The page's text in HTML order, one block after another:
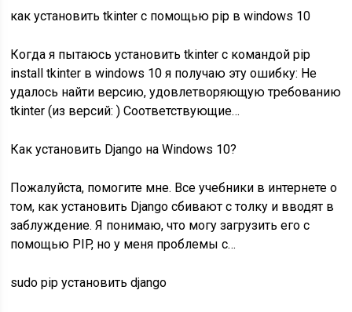
как установить tkinter с помощью pip в windows 10
Когда я пытаюсь установить tkinter с командой pip
install tkinter в windows 10 я получаю эту ошибку: Не
удалось найти версию, удовлетворяющую требованию
tkinter (из версий: ) Соответствующие…
Как установить Django на Windows 10?
Пожалуйста, помогите мне. Все учебники в интернете о
том, как установить Django сбивают с толку и вводят в
заблуждение. Я понимаю, что могу загрузить его с
помощью PIP, но у меня проблемы с…
sudo pip установить django